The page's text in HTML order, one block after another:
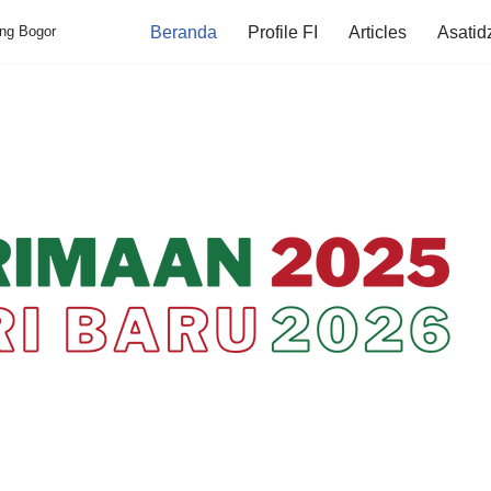
Bogor Beranda Profile FI Articles